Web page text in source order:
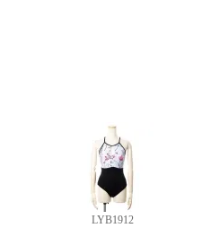
LYB1912